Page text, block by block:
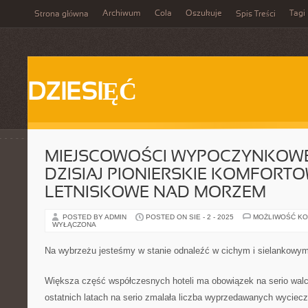
Strona główna Archiwum Cola Oszukuje Spis Treści Tagi
DZIESIĘĆ
MIEJSCOWOŚCI
DZISIAJ PIONIERSKIE
LETNISKOWE NAD MORZEM
POSTED BY ADMIN POSTED ON SIE - 2 - 2025
MOŻLIWOŚĆ
WYŁĄCZONA
Na wybrzeżu jesteśmy w stanie odnaleźć w cichym i
Większa część współczesnych hoteli ma obowiązek na serio
ostatnich latach na serio zmalała liczba wyprzedawanych